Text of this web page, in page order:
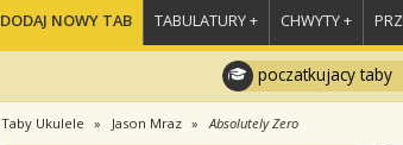
DODAJ NOWY TAB TABULATURY + CHWYTY +
poczatkujacy taby
Taby Ukulele Jason Mraz Absolutely Zero